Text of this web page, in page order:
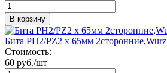
В корзину
Бита PH2/PZ2 х 65мм 2сторонние,Wurz
Стоимость:
60 руб./шт